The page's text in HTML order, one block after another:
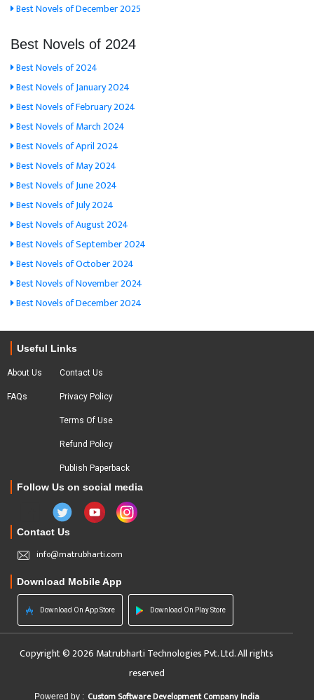
Best Novels of December 2025
Best Novels of 2024
Best Novels of 2024
Best Novels of January 2024
Best Novels of February 2024
Best Novels of March 2024
Best Novels of April 2024
Best Novels of May 2024
Best Novels of June 2024
Best Novels of July 2024
Best Novels of August 2024
Best Novels of September 2024
Best Novels of October 2024
Best Novels of November 2024
Best Novels of December 2024
Useful Links
About Us
FAQs
Contact Us
Privacy Policy
Terms Of Use
Refund Policy
Publish Paperback
Follow Us on social media
Contact Us
info@matrubharti.com
Download Mobile App
Download On App Store Download On Play Store
Copyright © 2026 Matrubharti Technologies Pvt. Ltd. All rights
reserved
Powered by : Custom Software Development Company India